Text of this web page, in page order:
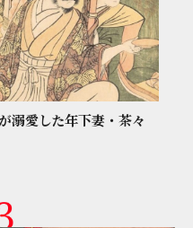
溺愛した年下妻・茶々